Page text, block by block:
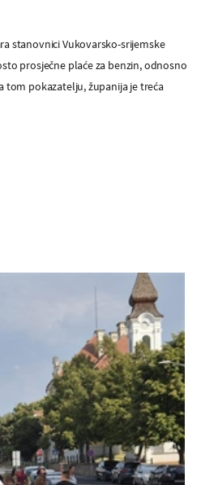
stanovnici Vukovarsko-srijemske
prosječne plaće za benzin, odnosno
tom pokazatelju, županija je treća